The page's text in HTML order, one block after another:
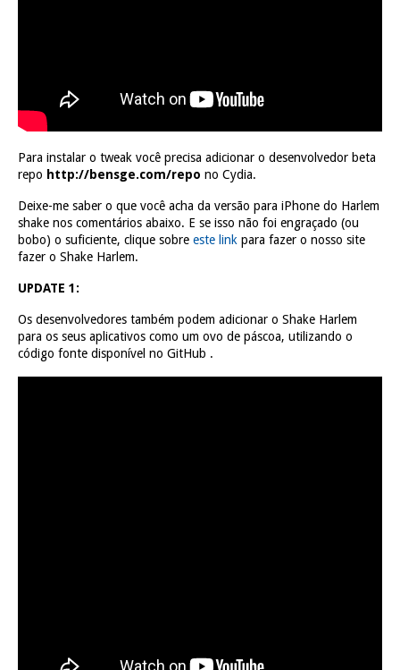
Para instalar o tweak você precisa adicionar o desenvolvedor beta
repo http://bensge.com/repo no Cydia.
Deixe-me saber o que você acha da versão para iPhone do Harlem
shake nos comentários abaixo. E se isso não foi engraçado (ou
bobo) o suficiente, clique sobre este link para fazer o nosso site
fazer o Shake Harlem.
UPDATE 1:
Os desenvolvedores também podem adicionar o Shake Harlem
para os seus aplicativos como um ovo de páscoa, utilizando o
código fonte disponível no GitHub .